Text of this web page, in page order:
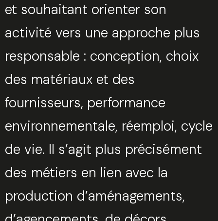
et souhaitant orienter son
activité vers une approche plus
responsable : conception, choix
des matériaux et des
fournisseurs, performance
environnementale, réemploi, cycle
de vie. Il s’agit plus précisément
des métiers en lien avec la
production d’aménagements,